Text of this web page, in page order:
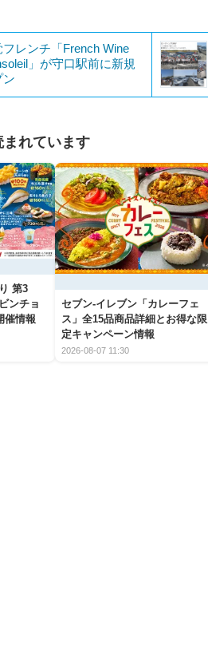
フレンチ「French Wine
」が守口駅前に新規
ン
まれています
第3
ンチョ
催情報
セブン‐イレブン「カレーフェ
ス」全15品商品詳細とお得な限
定キャンペーン情報
2026-08-07 11:30